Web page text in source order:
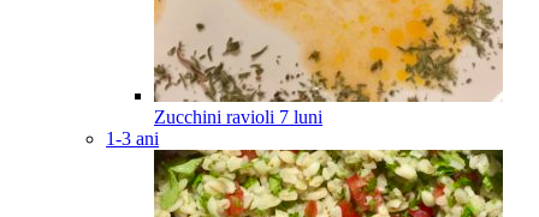
Zucchini ravioli 7 luni
1-3 ani